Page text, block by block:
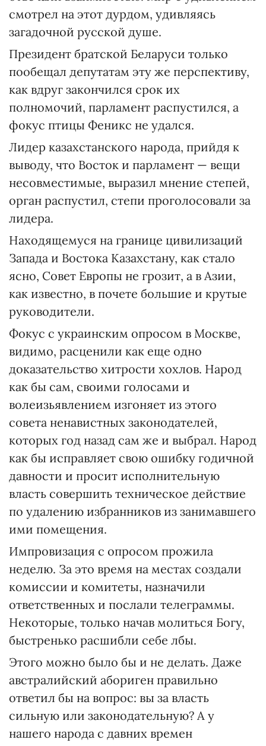
смотрел на этот дурдом, удивляясь
загадочной русской душе.
Президент братской Беларуси только
пообещал депутатам эту же перспективу,
как вдруг закончился срок их
полномочий, парламент распустился, а
фокус птицы Феникс не удался.
Лидер казахстанского народа, прийдя к
выводу, что Восток и парламент — вещи
несовместимые, выразил мнение степей,
орган распустил, степи проголосовали за
лидера.
Находящемуся на границе цивилизаций
Запада и Востока Казахстану, как стало
ясно, Совет Европы не грозит, а в Азии,
как известно, в почете большие и крутые
руководители.
Фокус с украинским опросом в Москве,
видимо, расценили как еще одно
доказательство хитрости хохлов. Народ
как бы сам, своими голосами и
волеизьявлением изгоняет из этого
совета ненавистных законодателей,
которых год назад сам же и выбрал. Народ
как бы исправляет свою ошибку годичной
давности и просит исполнительную
власть совершить техническое действие
по удалению избранников из занимавшего
ими помещения.
Импровизация с опросом прожила
неделю. За это время на местах создали
комиссии и комитеты, назначили
ответственных и послали телеграммы.
Некоторые, только начав молиться Богу,
быстренько расшибли себе лбы.
Этого можно было бы и не делать. Даже
австралийский абориген правильно
ответил бы на вопрос: вы за власть
сильную или законодательную? А у
нашего народа с давних времен